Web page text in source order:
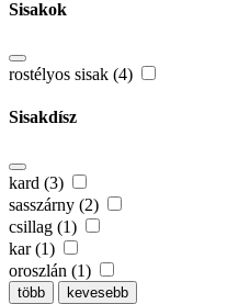
Sisakok
rostélyos sisak (4)
Sisakdísz
kard (3)
sasszárny (2)
csillag (1)
kar (1)
oroszlán (1)
több kevesebb